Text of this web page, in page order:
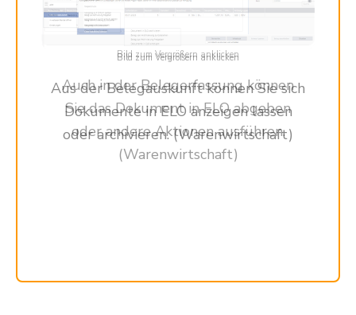
Bild zum Vergrößern anklicken
Auch in der Belegerfassung können
Sie das Dokument in ELO abgeben
oder andere Aktionen ausführen.
(Warenwirtschaft)